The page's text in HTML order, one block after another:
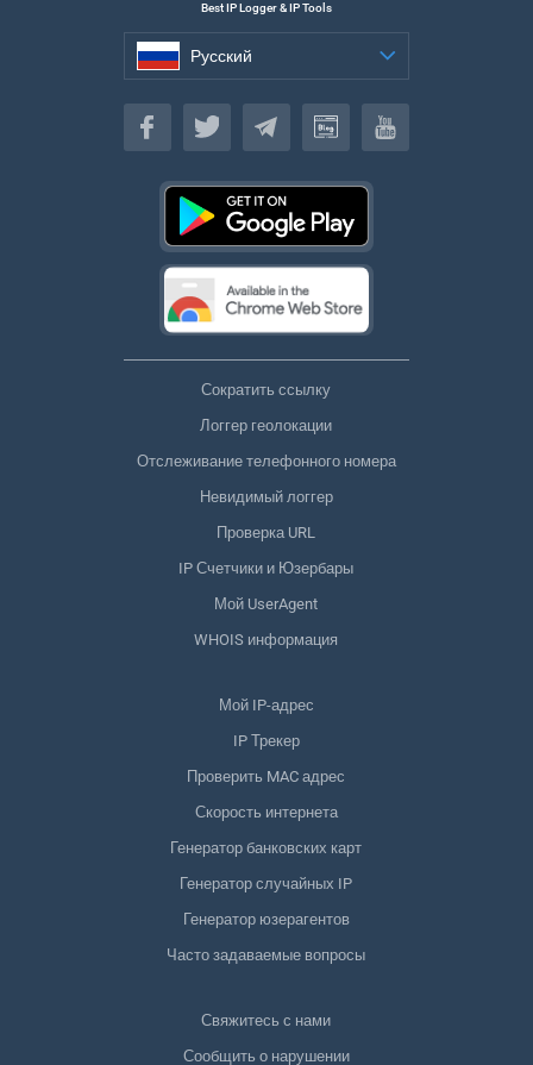
Best IP Logger & IP Tools
Русский
Русский
Сократить ссылку
Логгер геолокации
Отслеживание телефонного номера
Невидимый логгер
Проверка URL
IP Счетчики и Юзербары
Мой UserAgent
WHOIS информация
Мой IP-адрес
IP Трекер
Проверить MAC адрес
Скорость интернета
Генератор банковских карт
Генератор случайных IP
Генератор юзерагентов
Часто задаваемые вопросы
Свяжитесь с нами
Сообщить о нарушении